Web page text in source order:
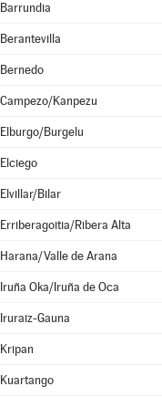
Barrundia
Berantevilla
Bernedo
Campezo/Kanpezu
Elburgo/Burgelu
Elciego
Elvillar/Bilar
Erriberagoitia/Ribera Alta
Harana/Valle de Arana
Iruña Oka/Iruña de Oca
Iruraiz-Gauna
Kripan
Kuartango